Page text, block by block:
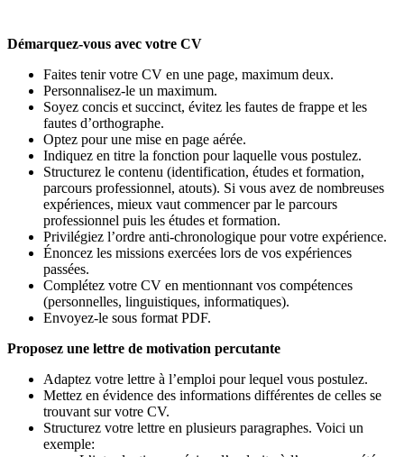
Démarquez-vous avec votre CV
Faites tenir votre CV en une page, maximum deux.
Personnalisez-le un maximum.
Soyez concis et succinct, évitez les fautes de frappe et les
fautes d’orthographe.
Optez pour une mise en page aérée.
Indiquez en titre la fonction pour laquelle vous postulez.
Structurez le contenu (identification, études et formation,
parcours professionnel, atouts). Si vous avez de nombreuses
expériences, mieux vaut commencer par le parcours
professionnel puis les études et formation.
Privilégiez l’ordre anti-chronologique pour votre expérience.
Énoncez les missions exercées lors de vos expériences
passées.
Complétez votre CV en mentionnant vos compétences
(personnelles, linguistiques, informatiques).
Envoyez-le sous format PDF.
Proposez une lettre de motivation percutante
Adaptez votre lettre à l’emploi pour lequel vous postulez.
Mettez en évidence des informations différentes de celles se
trouvant sur votre CV.
Structurez votre lettre en plusieurs paragraphes. Voici un
exemple: